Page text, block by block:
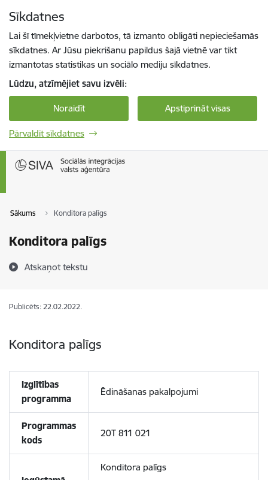
Sīkdatnes
Lai šī tīmekļvietne darbotos, tā izmanto obligāti nepieciešamās
sīkdatnes. Ar Jūsu piekrišanu papildus šajā vietnē var tikt
izmantotas statistikas un sociālo mediju sīkdatnes.
Lūdzu, atzīmējiet savu izvēli:
Noraidīt Apstiprināt visas
Pārvaldīt sīkdatnes
Sākums Konditora palīgs
Konditora palīgs
Atskaņot tekstu
Publicēts: 22.02.2022.
Konditora palīgs
Izglītības
programma
Ēdināšanas pakalpojumi
Programmas
kods
20T 811 021
Konditora palīgs